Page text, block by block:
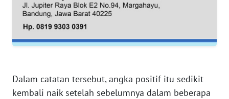
Dalam catatan tersebut, angka positif itu sedikit
kembali naik setelah sebelumnya dalam beberapa
WN
PAPUA